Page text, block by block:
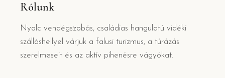
Rólunk
Nyolc vendégszobás, családias hangulatú vidéki
szálláshellyel várjuk a falusi turizmus, a túrázás
szerelmeseit és az aktív pihenésre vágyókat.